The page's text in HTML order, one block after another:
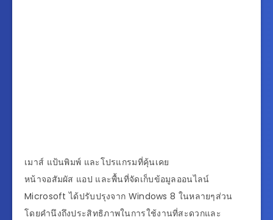
เมาส์ แป้นพิมพ์ และโปรแกรมที่คุ้นเคย
หน้าจอสัมผัส แอป และพื้นที่จัดเก็บข้อมูลออนไลน์
Microsoft ได้ปรับปรุงจาก Windows 8 ในหลายๆส่วน
โดยคำนึงถึงประสิทธิภาพในการใช้งานที่สะดวกและ